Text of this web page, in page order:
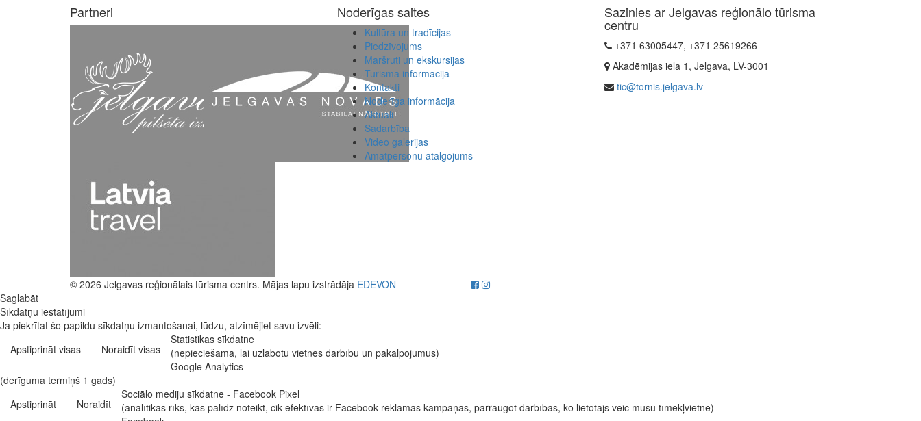
Partneri Noderīgas saites
Kultūra un tradīcijas
Piedzīvojums
Maršruti un ekskursijas
Tūrisma informācija
Kontakti
Noderīga informācija
Aktuāli
Sadarbība
Video galerijas
Amatpersonu atalgojums
Sazinies ar Jelgavas reģionālo tūrisma
centru
+371 63005447, +371 25619266
Akadēmijas iela 1, Jelgava, LV-3001
tic@tornis.jelgava.lv
© 2026 Jelgavas reģionālais tūrisma centrs. Mājas lapu izstrādāja EDEVON
Saglabāt
Sīkdatņu iestatījumi
Ja piekrītat šo papildu sīkdatņu izmantošanai, lūdzu, atzīmējiet savu izvēli:
Apstiprināt visas
Noraidīt visas
Statistikas sīkdatne
(nepieciešama, lai uzlabotu vietnes darbību un pakalpojumus)
Google Analytics
(derīguma termiņš 1 gads)
Apstiprināt
Noraidīt
Sociālo mediju sīkdatne - Facebook Pixel
(analītikas rīks, kas palīdz noteikt, cik efektīvas ir Facebook reklāmas kampaņas, pārraugot darbības, ko lietotājs veic mūsu tīmekļvietnē)